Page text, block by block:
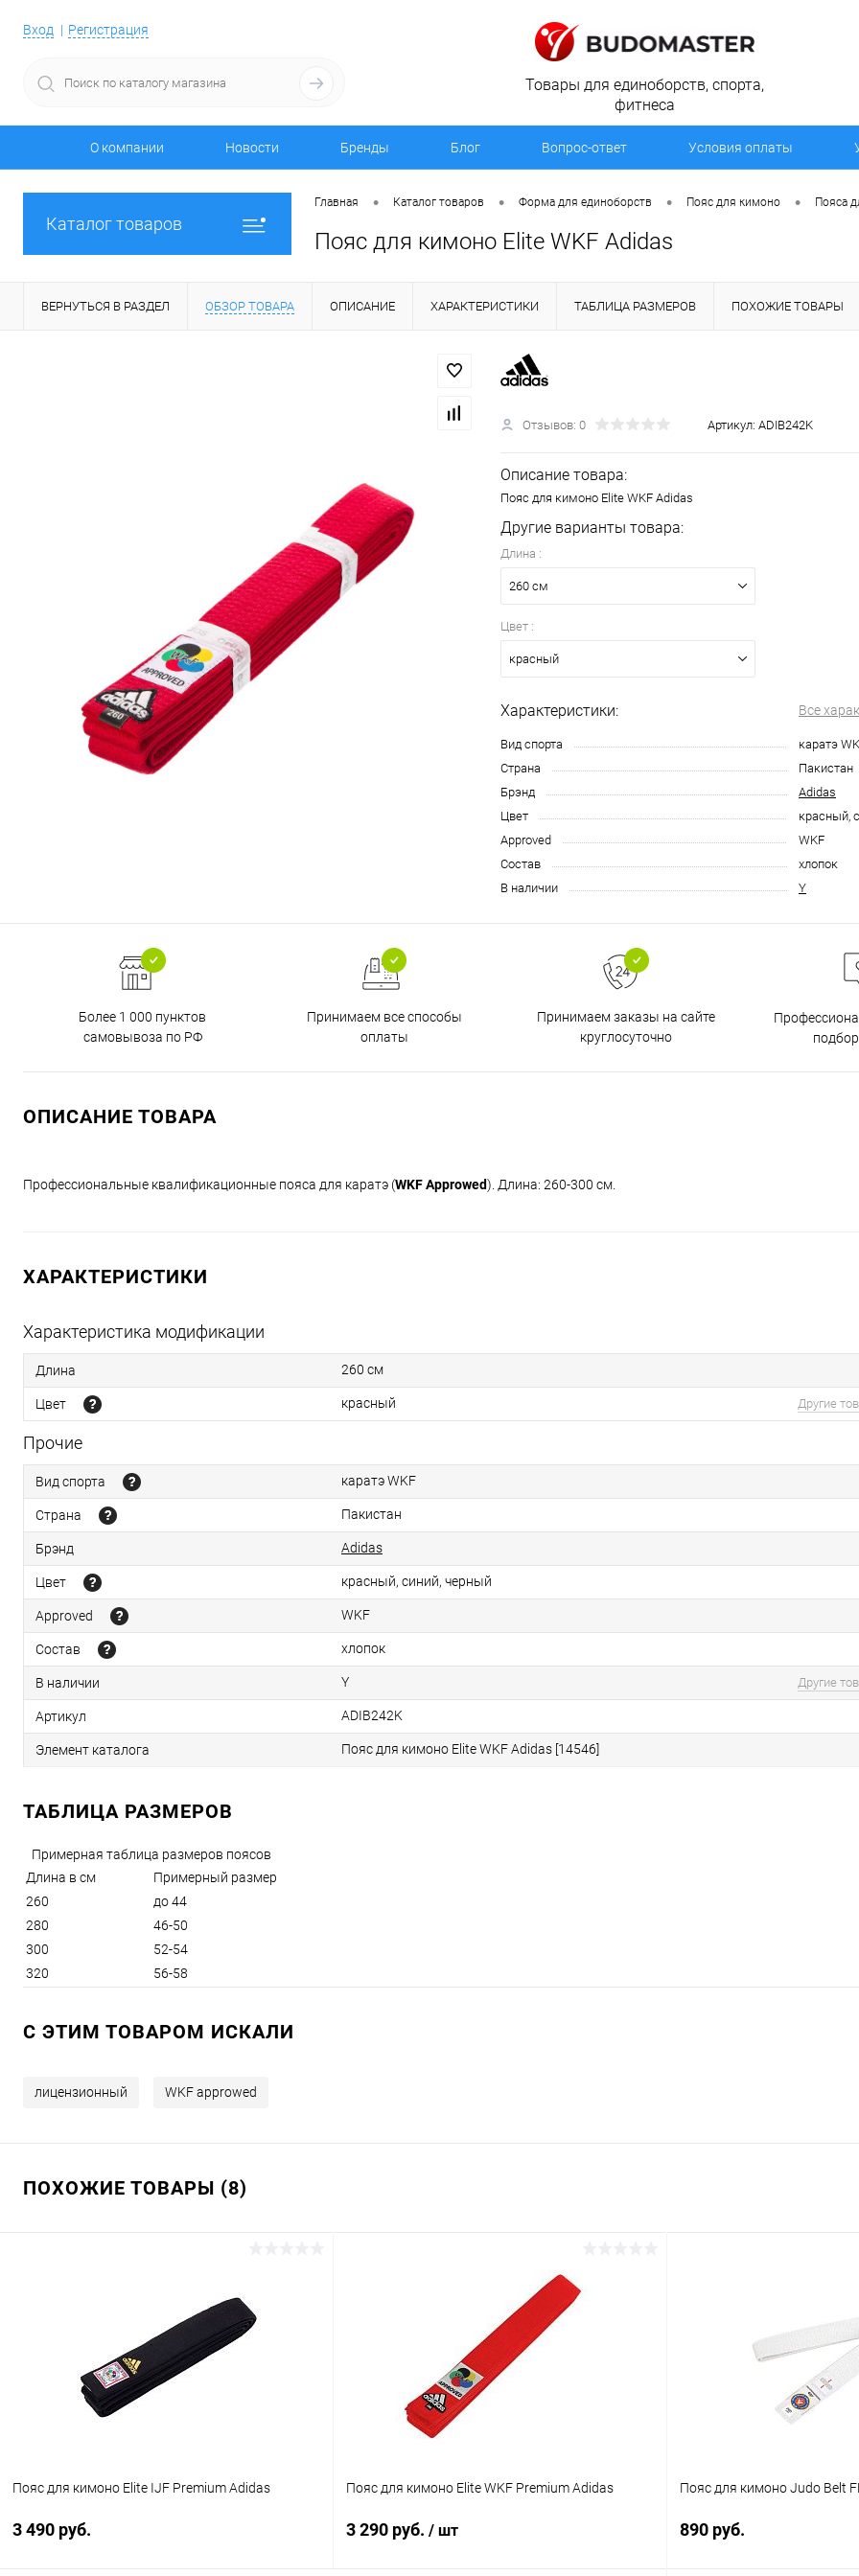
Вход Регистрация
Товары для единоборств, спорта,
фитнеса
О компании Новости Бренды Блог Вопрос-ответ Условия оплаты
Каталог товаров
Главная • Каталог товаров • Форма для единоборств • Пояс для кимоно • Пояса
Пояс для кимоно Elite WKF Adidas
ВЕРНУТЬСЯ В РАЗДЕЛ ОБЗОР ТОВАРА ОПИСАНИЕ ХАРАКТЕРИСТИКИ ТАБЛИЦА РАЗМЕРОВ ПОХОЖИЕ ТОВАРЫ
Отзывов: 0 Артикул: ADIB242K
Описание товара:
Пояс для кимоно Elite WKF Adidas
Другие варианты товара:
Длина :
260 см
Цвет :
красный
Характеристики: Все
Вид спорта
каратэ
Страна
Пакистан
Брэнд
Adidas
Цвет
красный,
Approved
WKF
Состав
хлопок
В наличии
Y
Более 1 000 пунктов
самовывоза по РФ
Принимаем все способы
оплаты
Принимаем заказы на сайте
круглосуточно
ОПИСАНИЕ ТОВАРА
Профессиональные квалификационные пояса для каратэ (WKF Approwed). Длина: 260-300 см.
ХАРАКТЕРИСТИКИ
Характеристика модификации
Длина 260 см
Цвет красный Другие
Прочие
Вид спорта каратэ WKF
Страна Пакистан
Брэнд Adidas
Цвет красный, синий, черный
Approved WKF
Состав хлопок
В наличии Y Другие
Артикул ADIB242K
Элемент каталога Пояс для кимоно Elite WKF Adidas [14546]
ТАБЛИЦА РАЗМЕРОВ
Примерная таблица размеров поясов
Длина в см
Примерный размер
260
до 44
280
46-50
300
52-54
320
56-58
C ЭТИМ ТОВАРОМ ИСКАЛИ
лицензионный WKF approwed
ПОХОЖИЕ ТОВАРЫ (8)
Пояс для кимоно Elite IJF Premium Adidas
3 490 руб.
Пояс для кимоно Elite WKF Premium Adidas
3 290 руб. / шт
Пояс для кимоно Judo Belt
890 руб.